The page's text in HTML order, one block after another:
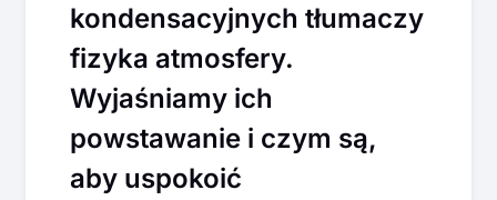
kondensacyjnych tłumaczy
fizyka atmosfery.
Wyjaśniamy ich
powstawanie i czym są,
aby uspokoić